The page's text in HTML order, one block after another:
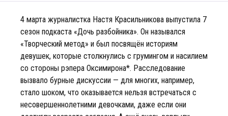
4 марта журналистка Настя Красильникова выпустила 7
сезон подкаста «Дочь разбойника». Он назывался
«Творческий метод» и был посвящён историям
девушек, которые столкнулись с грумингом и насилием
со стороны рэпера Оксимирона*. Расследование
вызвало бурные дискуссии — для многих, например,
стало шоком, что оказывается нельзя встречаться с
несовершеннолетними девочками, даже если они